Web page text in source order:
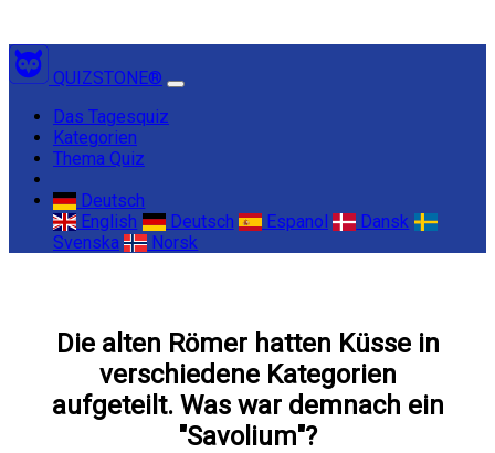
QUIZSTONE®
Das Tagesquiz
Kategorien
Thema Quiz
Deutsch
English
Deutsch Espanol
Dansk
Svenska
Norsk
Die alten Römer hatten Küsse in
verschiedene Kategorien
aufgeteilt. Was war demnach ein
"Savolium"?